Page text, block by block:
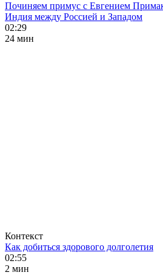
Починяем примус с Евгением
Индия между Россией и Западом
02:29
24 мин
Контекст
Как добиться здорового долголетия
02:55
2 мин